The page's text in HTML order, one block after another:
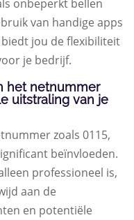
onbeperkt bellen
van handige apps
jou de flexibiliteit
je bedrijf.
het netnummer
uitstraling van je
zoals 0115,
beïnvloeden.
professioneel is,
aan de
en potentiële